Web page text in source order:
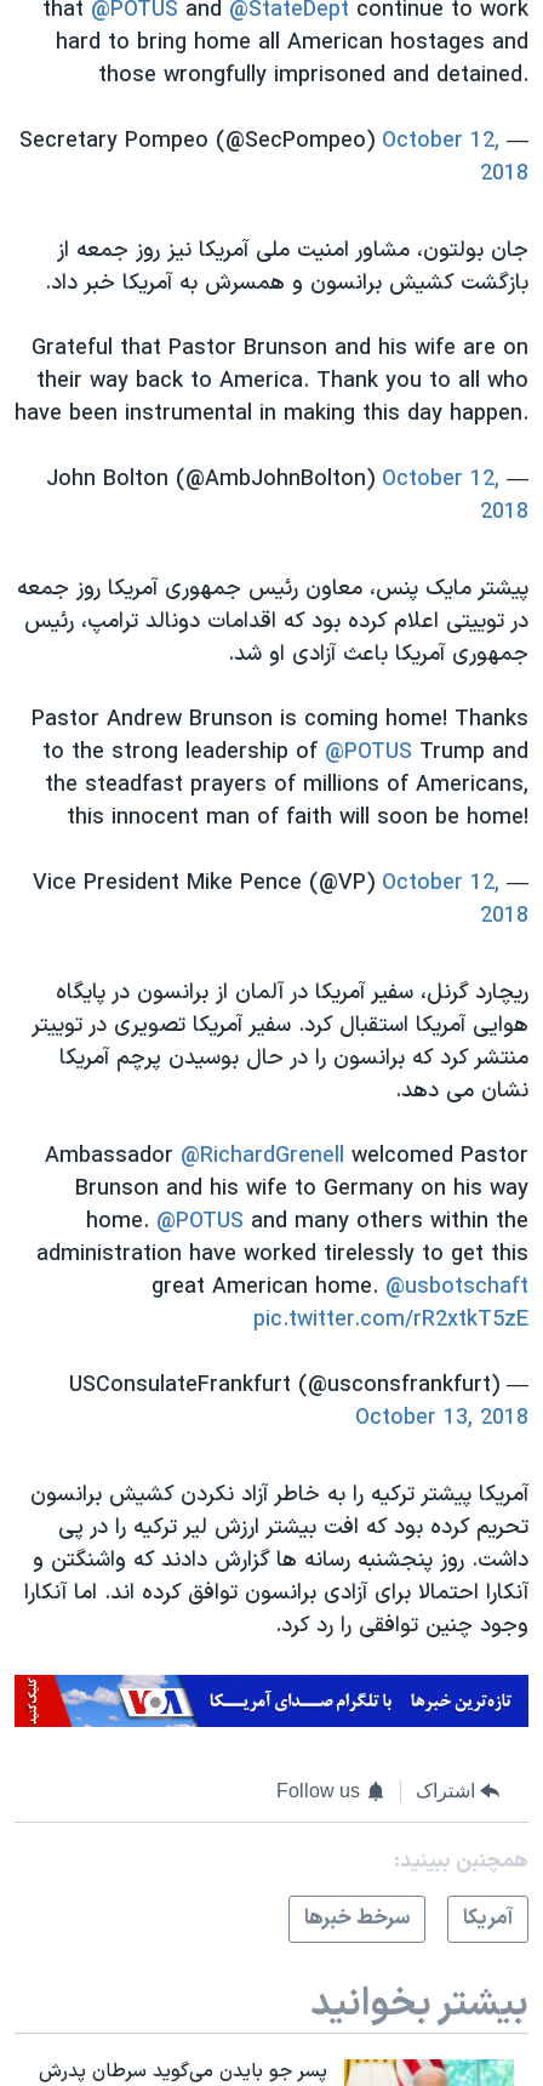
that @POTUS and @StateDept continue to work
hard to bring home all American hostages and
those wrongfully imprisoned and detained.
— Secretary Pompeo (@SecPompeo)
October 12,
2018
جان بولتون، مشاور امنیت ملی آمریکا نیز روز جمعه از
بازگشت کشیش برانسون و همسرش به آمریکا خبر داد.
Grateful that Pastor Brunson and his wife are on
their way back to America. Thank you to all who
have been instrumental in making this day happen.
— John Bolton (@AmbJohnBolton)
October 12,
2018
پیشتر مایک پنس، معاون رئیس جمهوری آمریکا روز جمعه
در توییتی اعلام کرده بود که اقدامات دونالد ترامپ، رئیس
جمهوری آمریکا باعث آزادی او شد.
Pastor Andrew Brunson is coming home! Thanks
to the strong leadership of @POTUS Trump and
the steadfast prayers of millions of Americans,
this innocent man of faith will soon be home!
— Vice President Mike Pence (@VP)
October 12,
2018
ریچارد گرنل، سفیر آمریکا در آلمان از برانسون در پایگاه
هوایی آمریکا استقبال کرد. سفیر آمریکا تصویری در توییتر
منتشر کرد که برانسون را در حال بوسیدن پرچم آمریکا
نشان می دهد.
Ambassador ⁦ @RichardGrenell ⁩ welcomed Pastor
Brunson and his wife to Germany on his way
home. ⁦ @POTUS ⁩ and many others within the
administration have worked tirelessly to get this
great American home. ⁦ @usbotschaft
pic.twitter.com/rR2xtkT5zE
— USConsulateFrankfurt (@usconsfrankfurt)
October 13, 2018
آمریکا پیشتر ترکیه را به خاطر آزاد نکردن کشیش برانسون
تحریم کرده بود که افت بیشتر ارزش لیر ترکیه را در پی
داشت. روز پنجشنبه رسانه ها گزارش دادند که واشنگتن و
آنکارا احتمالا برای آزادی برانسون توافق کرده اند. اما آنکارا
وجود چنین توافقی را رد کرد.
اشتراک Follow us
همچنبن ببینید:
آمريکا
سرخط خبرها
بیشتر بخوانید
پسر جو بایدن می‌گوید سرطان پدرش